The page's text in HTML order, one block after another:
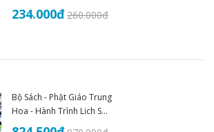
(1935–1945) - An Thư
Book
234.000đ260.000đ
Bộ Sách - Phật Giáo Trung
Hoa - Hành Trình Lịch Sử
Văn Hóa Và Tư Tưởng